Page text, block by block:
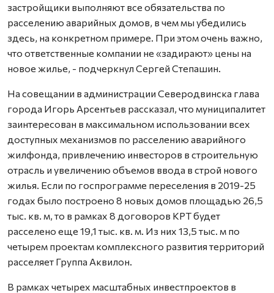
застройщики выполняют все обязательства по
расселению аварийных домов, в чем мы убедились
здесь, на конкретном примере. При этом очень важно,
что ответственные компании не «задирают» цены на
новое жилье, - подчеркнул Сергей Степашин.
На совещании в администрации Северодвинска глава
города Игорь Арсентьев рассказал, что муниципалитет
заинтересован в максимальном использовании всех
доступных механизмов по расселению аварийного
жилфонда, привлечению инвесторов в строительную
отрасль и увеличению объемов ввода в строй нового
жилья. Если по госпрограмме переселения в 2019-25
годах было построено 8 новых домов площадью 26,5
тыс. кв. м, то в рамках 8 договоров КРТ будет
расселено еще 19,1 тыс. кв. м. Из них 13,5 тыс. м по
четырем проектам комплексного развития территорий
расселяет Группа Аквилон.
В рамках четырех масштабных инвестпроектов в